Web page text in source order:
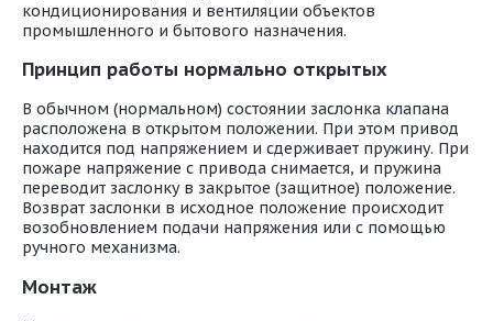
кондиционирования и вентиляции объектов
промышленного и бытового назначения.
Принцип работы нормально открытых
В обычном (нормальном) состоянии заслонка клапана
расположена в открытом положении. При этом привод
находится под напряжением и сдерживает пружину. При
пожаре напряжение с привода снимается, и пружина
переводит заслонку в закрытое (защитное) положение.
Возврат заслонки в исходное положение происходит
возобновлением подачи напряжения или с помощью
ручного механизма.
Монтаж